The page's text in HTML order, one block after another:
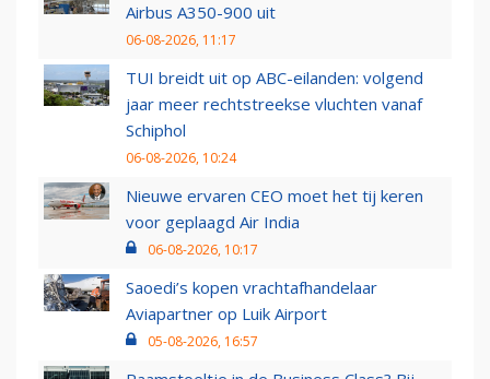
Airbus A350-900 uit
06-08-2026, 11:17
TUI breidt uit op ABC-eilanden: volgend
jaar meer rechtstreekse vluchten vanaf
Schiphol
06-08-2026, 10:24
Nieuwe ervaren CEO moet het tij keren
voor geplaagd Air India
06-08-2026, 10:17
Saoedi’s kopen vrachtafhandelaar
Aviapartner op Luik Airport
05-08-2026, 16:57